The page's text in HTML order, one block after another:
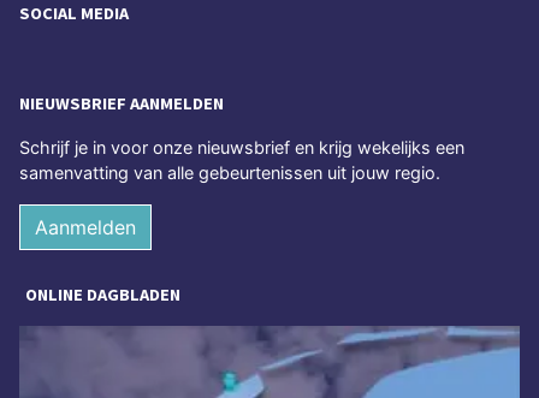
SOCIAL MEDIA
NIEUWSBRIEF AANMELDEN
Schrijf je in voor onze nieuwsbrief en krijg wekelijks een
samenvatting van alle gebeurtenissen uit jouw regio.
Aanmelden
ONLINE DAGBLADEN